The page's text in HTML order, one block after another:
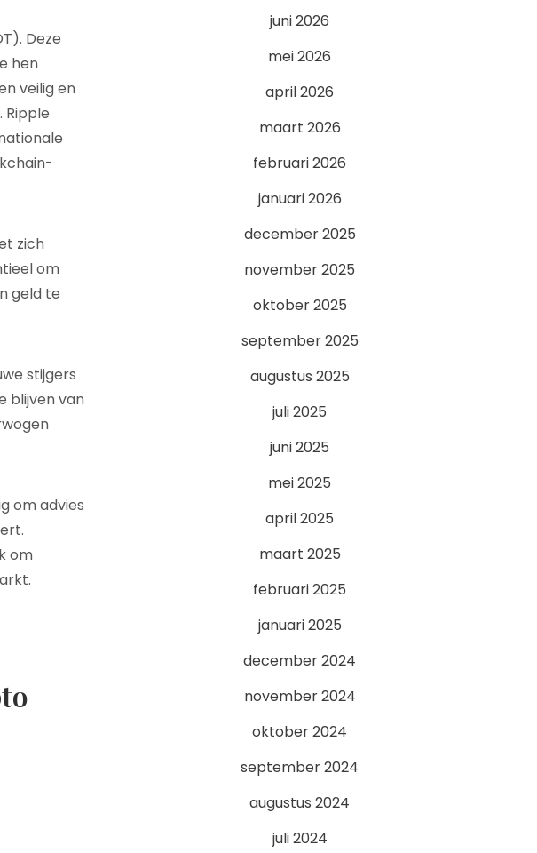
Deze
hen
veilig en
zich
om
geld te
stijgers
blijven van
om advies
om
juni 2026
mei 2026
april 2026
maart 2026
februari 2026
januari 2026
december 2025
november 2025
oktober 2025
september 2025
augustus 2025
juli 2025
juni 2025
mei 2025
april 2025
maart 2025
februari 2025
januari 2025
december 2024
november 2024
oktober 2024
september 2024
augustus 2024
juli 2024